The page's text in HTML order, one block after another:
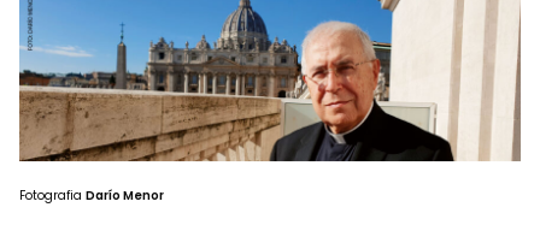
Fotografia Darío Menor